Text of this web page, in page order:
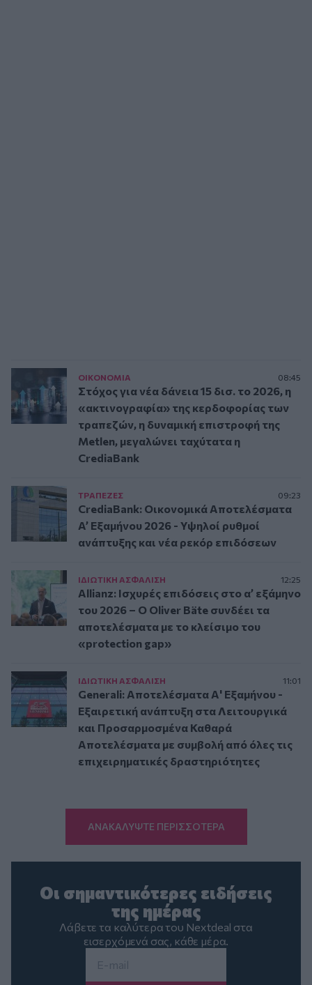
ΟΙΚΟΝΟΜΙΑ 08:45
Στόχος για νέα δάνεια 15 δισ. το 2026, η
«ακτινογραφία» της κερδοφορίας των
τραπεζών, η δυναμική επιστροφή της
Metlen, μεγαλώνει ταχύτατα η
CrediaBank
ΤΡAΠΕΖΕΣ 09:23
CrediaBank: Οικονομικά Αποτελέσματα
A’ Εξαμήνου 2026 - Υψηλοί ρυθμοί
ανάπτυξης και νέα ρεκόρ επιδόσεων
ΙΔΙΩΤΙΚΗ ΑΣΦAΛΙΣΗ 12:25
Allianz: Ισχυρές επιδόσεις στο α’ εξάμηνο
του 2026 – Ο Oliver Bäte συνδέει τα
αποτελέσματα με το κλείσιμο του
«protection gap»
ΙΔΙΩΤΙΚΗ ΑΣΦAΛΙΣΗ 11:01
Generali: Αποτελέσματα Α' Εξαμήνου -
Εξαιρετική ανάπτυξη στα Λειτουργικά
και Προσαρμοσμένα Καθαρά
Αποτελέσματα με συμβολή από όλες τις
επιχειρηματικές δραστηριότητες
ΑΝΑΚΑΛΥΨΤΕ ΠΕΡΙΣΣΟΤΕΡΑ
Οι σημαντικότερες ειδήσεις
της ημέρας
Λάβετε τα καλύτερα του Nextdeal στα
εισερχόμενά σας, κάθε μέρα.